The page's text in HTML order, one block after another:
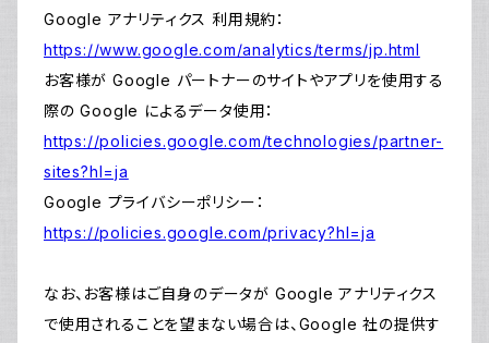
Google アナリティクス 利用規約：
https://www.google.com/analytics/terms/jp.html
お客様が Google パートナーのサイトやアプリを使用する
際の Google によるデータ使用：
https://policies.google.com/technologies/partner-
sites?hl=ja
Google プライバシーポリシー：
https://policies.google.com/privacy?hl=ja
なお、お客様はご自身のデータが Google アナリティクス
で使用されることを望まない場合は、Google 社の提供す